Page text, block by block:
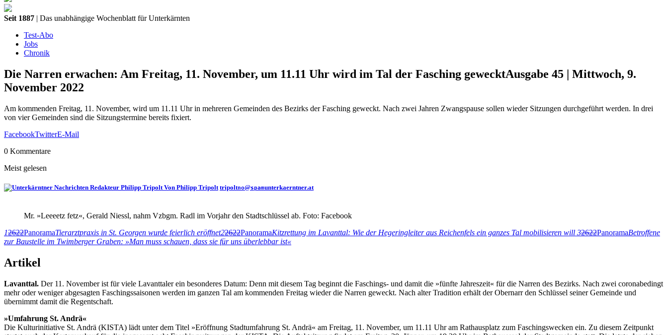
Seit 1887 | Das unabhängige Wochenblatt für Unterkärnten
Test-Abo
Jobs
Chronik
Die Narren erwachen: Am Freitag, 11. November, um 11.11 Uhr wird im Tal der Fasching gewecktAusgabe 45 | Mittwoch, 9.
November 2022
Am kommenden Freitag, 11. November, wird um 11.11 Uhr in mehreren Gemeinden des Bezirks der Fasching geweckt. Nach zwei Jahren Zwangspause sollen wieder Sitzungen durchgeführt werden. In drei
von vier Gemeinden sind die Sitzungstermine bereits fixiert.
FacebookTwitterE-Mail
0 Kommentare
Meist gelesen
Von Philipp Tripolt tripoltno@spamunterkaerntner.at
Mr. »Leeeetz fetz«, Gerald Niessl, nahm Vzbgm. Radl im Vorjahr den Stadtschlüssel ab. Foto: Facebook
12622PanoramaTierarztpraxis in St. Georgen wurde feierlich eröffnet22622PanoramaKitzrettung im Lavanttal: Wie der Hegeringleiter aus Reichenfels ein ganzes Tal mobilisieren will 32622PanoramaBetroffene
zur Baustelle im Twimberger Graben: »Man muss schauen, dass sie für uns überlebbar ist«
Artikel
Lavanttal. Der 11. November ist für viele Lavanttaler ein besonderes Datum: Denn mit diesem Tag beginnt die Faschings- und damit die »fünfte Jahreszeit« für die Narren des Bezirks. Nach zwei coronabedingt
mehr oder weniger abgesagten Faschingssaisonen werden im ganzen Tal am kommenden Freitag wieder die Narren geweckt. Nach alter Tradition erhält der Obernarr den Schlüssel seiner Gemeinde und
übernimmt damit die Regentschaft.
»Umfahrung St. Andrä«
Die Kulturinitiative St. Andrä (KISTA) lädt unter dem Titel »Eröffnung Stadtumfahrung St. Andrä« am Freitag, 11. November, um 11.11 Uhr am Rathausplatz zum Faschingswecken ein. Zu diesem Zeitpunkt